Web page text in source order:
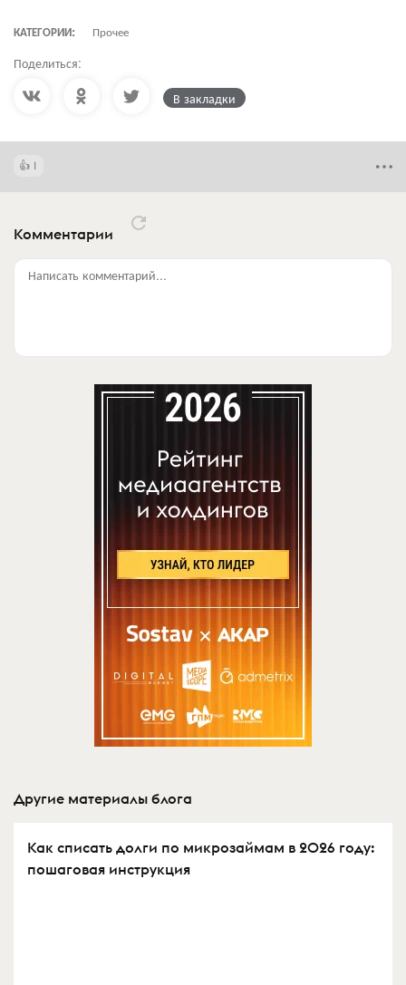
КАТЕГОРИИ: Прочее
Поделиться:
В закладки
1
Комментарии
Написать комментарий...
Другие материалы блога
Как списать долги по микрозаймам в 2026 году:
пошаговая инструкция